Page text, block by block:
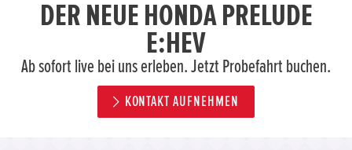
DER NEUE HONDA PRELUDE
E:HEV
Ab sofort live bei uns erleben. Jetzt Probefahrt buchen.
KONTAKT AUFNEHMEN